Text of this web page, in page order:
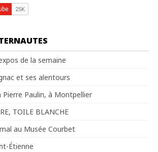
de la semaine
et ses alentours
Pierre Paulin, à Montpellier
TOILE BLANCHE
au Musée Courbet
Étienne